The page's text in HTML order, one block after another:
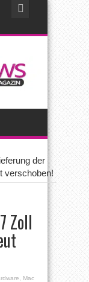
der
verschoben!
Zoll
Mac